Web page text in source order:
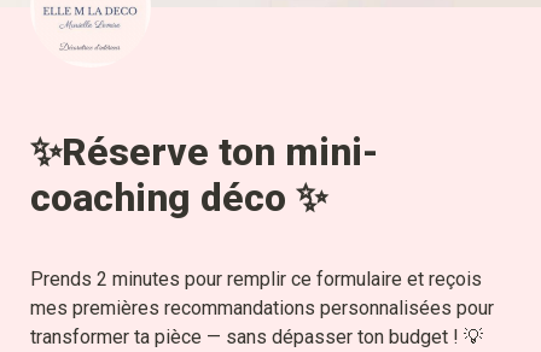
✨Réserve ton mini-
coaching déco ✨
Prends 2 minutes pour remplir ce formulaire et reçois
mes premières recommandations personnalisées pour
transformer ta pièce — sans dépasser ton budget ! 💡